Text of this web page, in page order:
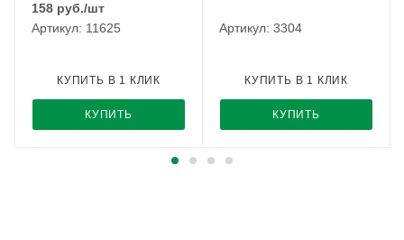
158 руб./шт
Артикул: 11625
КУПИТЬ
КУПИТЬ В 1 КЛИК
Артикул: 3304
КУПИТЬ
КУПИТЬ В 1 КЛИК